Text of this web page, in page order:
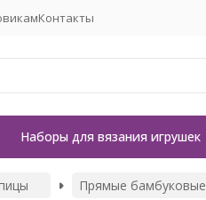
Контакты
Наборы для вязания игрушек
Прямые бамбуковые